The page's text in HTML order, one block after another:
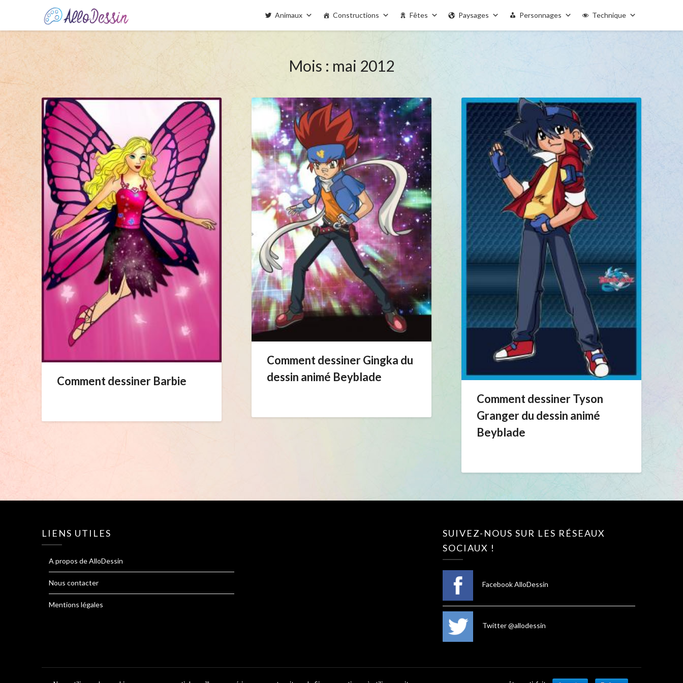
Animaux Constructions Fêtes Paysages Personnages Technique
Mois : mai 2012
Comment dessiner Barbie
Comment dessiner Gingka du
dessin animé Beyblade
Comment dessiner Tyson
Granger du dessin animé
Beyblade
LIENS UTILES
A propos de AlloDessin
Nous contacter
Mentions légales
SUIVEZ-NOUS SUR LES RÉSEAUX
SOCIAUX !
Facebook AlloDessin
Twitter @allodessin